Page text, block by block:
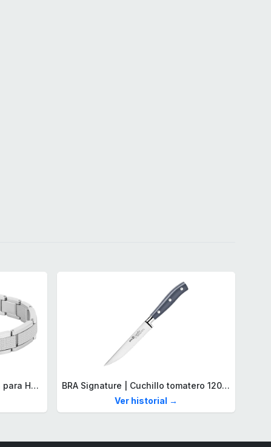
Lacoste Brazalete de eslabón para Hombre Colección STENCIL de Acero inoxidable
BRA Signature | Cuchillo tomatero 120 mm, Acero Inoxidable alemán forjado con Molibdeno Vanadio, Mango Remachado ABS, Diseño Ergonómico, Hoja 1,6 mm espesor
Ver historial →